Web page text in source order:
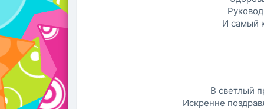
И самый
В светлый
Искренне